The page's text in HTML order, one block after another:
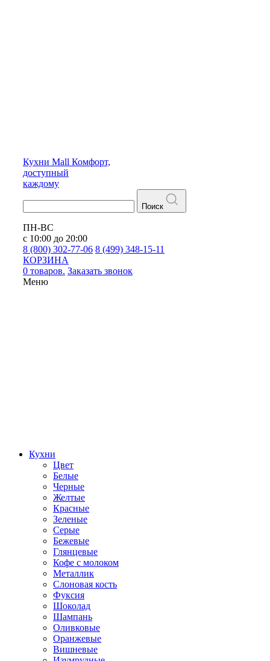
Кухни Mall Комфорт,
доступный
каждому
Поиск
ПН-ВС
с 10:00 до 20:00
8 (800) 302-77-06 8 (499) 348-15-11
КОРЗИНА
0 товаров. Заказать звонок
Меню
Кухни
Цвет
Белые
Черные
Желтые
Красные
Зеленые
Серые
Бежевые
Глянцевые
Кофе с молоком
Металлик
Слоновая кость
Фуксия
Шоколад
Шампань
Оливковые
Оранжевые
Вишневые